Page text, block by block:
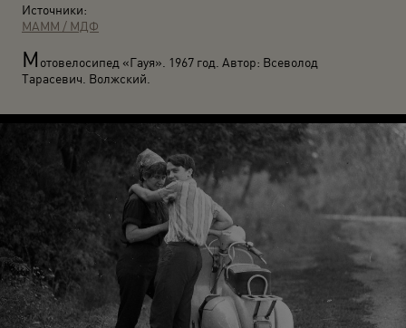
Источники:
МАММ / МДФ
М отовелосипед «Гауя». 1967 год. Автор: Всеволод
Тарасевич. Волжский.